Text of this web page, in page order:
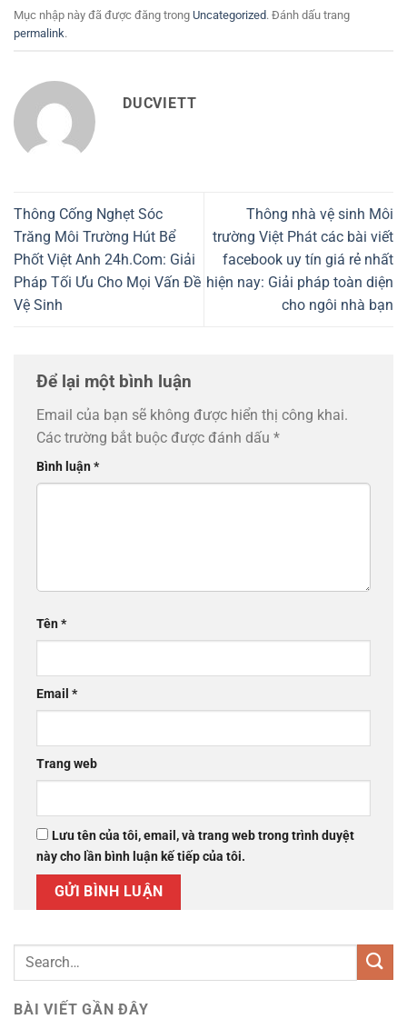
Mục nhập này đã được đăng trong Uncategorized. Đánh dấu trang
permalink.
DUCVIETT
Thông Cống Nghẹt Sóc
Trăng Môi Trường Hút Bể
Phốt Việt Anh 24h.Com: Giải
Pháp Tối Ưu Cho Mọi Vấn Đề
Vệ Sinh
Thông nhà vệ sinh Môi
trường Việt Phát các bài viết
facebook uy tín giá rẻ nhất
hiện nay: Giải pháp toàn diện
cho ngôi nhà bạn
Để lại một bình luận
Email của bạn sẽ không được hiển thị công khai.
Các trường bắt buộc được đánh dấu *
Bình luận*
Tên*
Email *
Trang web
Lưu tên của tôi, email, và trang web trong trình duyệt
này cho lần bình luận kế tiếp của tôi.
BÀI VIẾT GẦN ĐÂY